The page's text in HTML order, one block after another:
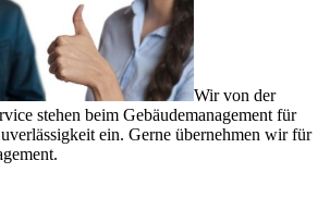
Wir von der
stehen beim Gebäudemanagement für
ein. Gerne übernehmen wir für